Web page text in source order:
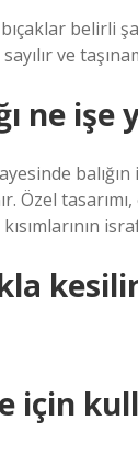
belirli
ve
ne işe
Özel
için